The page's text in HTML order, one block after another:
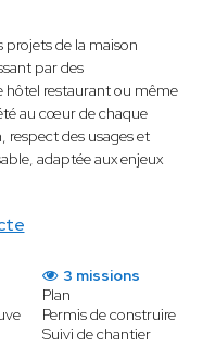
de la maison
par des
hôtel restaurant ou même
au cœur de chaque
respect des usages et
adaptée aux enjeux
3 missions
Plan
Permis de construire
Suivi de chantier